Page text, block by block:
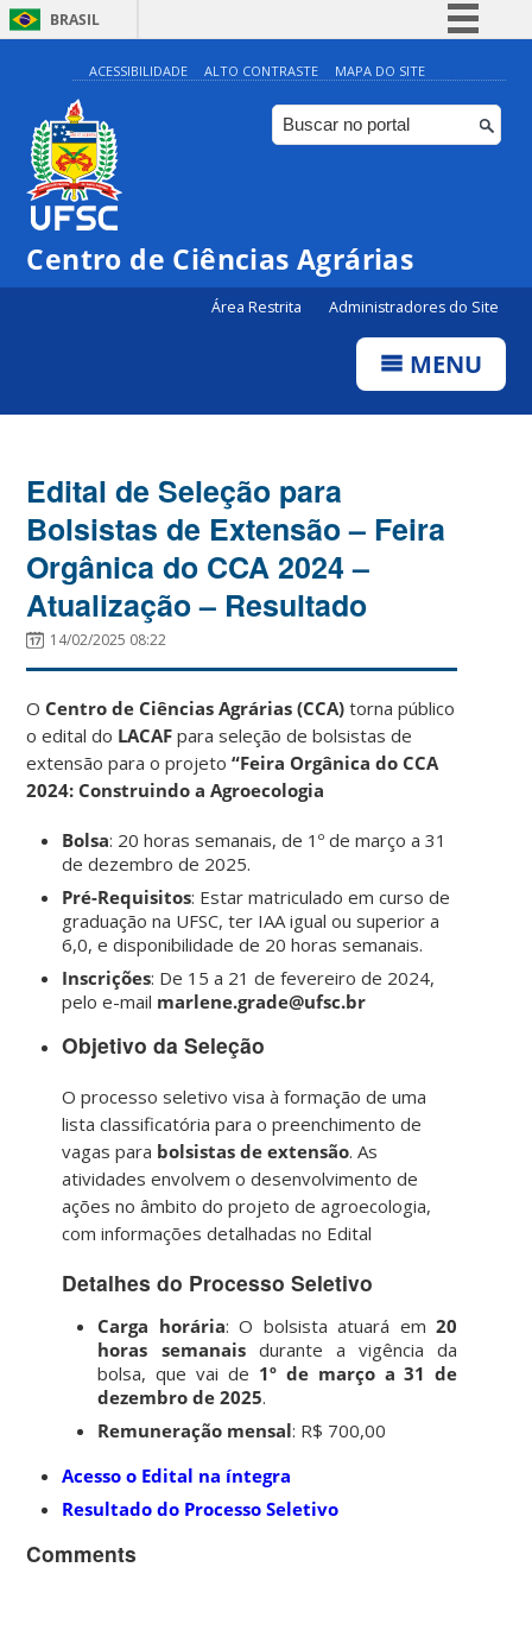
BRASIL
Simplifique!
Comunica BR
Participe
Canais
ACESSIBILIDADE ALTO CONTRASTE MAPA DO SITE
Centro de Ciências Agrárias
Área Restrita Administradores do Site
MENU
Edital de Seleção para
Bolsistas de Extensão – Feira
Orgânica do CCA 2024 –
Atualização – Resultado
14/02/2025 08:22
O Centro de Ciências Agrárias (CCA) torna público
o edital do LACAF para seleção de bolsistas de
extensão para o projeto“Feira Orgânica do CCA
2024: Construindo a Agroecologia
Bolsa: 20 horas semanais, de 1º de março a 31
de dezembro de 2025.
Pré-Requisitos: Estar matriculado em curso de
graduação na UFSC, ter IAA igual ou superior a
6,0, e disponibilidade de 20 horas semanais.
Inscrições: De 15 a 21 de fevereiro de 2024,
pelo e-mail marlene.grade@ufsc.br
Objetivo da Seleção
O processo seletivo visa à formação de uma
lista classificatória para o preenchimento de
vagas para bolsistas de extensão. As
atividades envolvem o desenvolvimento de
ações no âmbito do projeto de agroecologia,
com informações detalhadas no Edital
Detalhes do Processo Seletivo
Carga horária: O bolsista atuará em20
horas semanaisdurante a vigência da
bolsa, que vai de 1º de março a 31 de
dezembro de 2025.
Remuneração mensal: R$ 700,00
Acesso o Edital na íntegra
Resultado do Processo Seletivo
Comments